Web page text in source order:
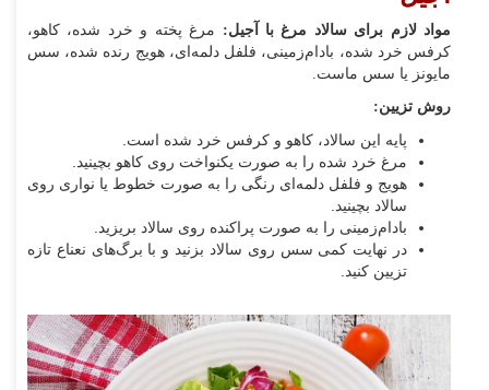
مواد لازم برای سالاد مرغ با آجیل: مرغ پخته و خرد شده، کاهو،
کرفس خرد شده، بادام‌زمینی، فلفل دلمه‌ای، هویج رنده شده، سس
مایونز یا سس ماست.
روش تزیین:
پایه این سالاد، کاهو و کرفس خرد شده است.
مرغ خرد شده را به صورت یکنواخت روی کاهو بچینید.
هویج و فلفل دلمه‌ای رنگی را به صورت خطوط یا نواری روی
سالاد بچینید.
بادام‌زمینی را به صورت پراکنده روی سالاد بریزید.
در نهایت کمی سس روی سالاد بزنید و با برگ‌های نعناع تازه
تزیین کنید.